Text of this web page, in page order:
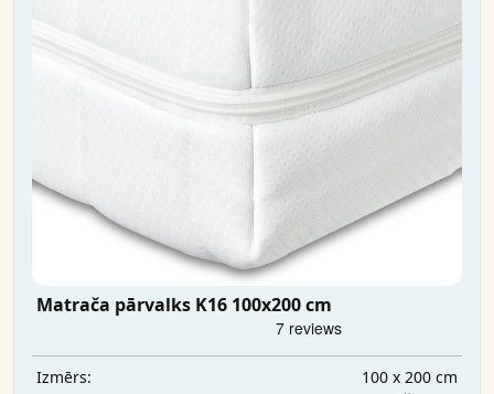
Matrača pārvalks K16 100x200 cm
Izmērs:
100 x 200 cm